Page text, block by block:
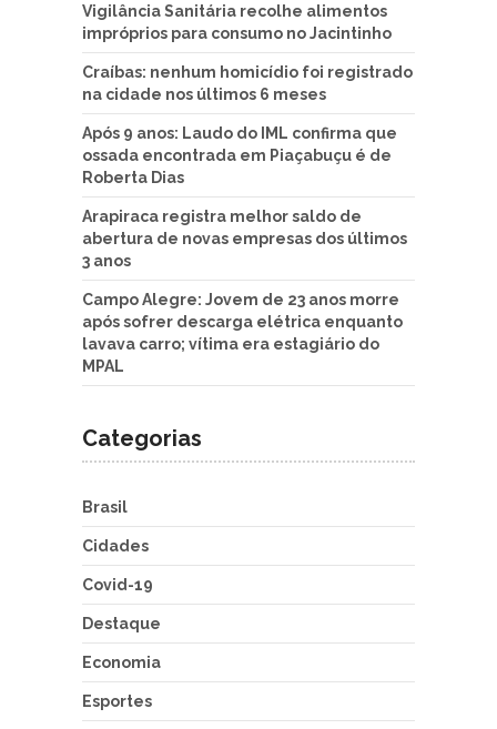
Vigilância Sanitária recolhe alimentos
impróprios para consumo no Jacintinho
Craíbas: nenhum homicídio foi registrado
na cidade nos últimos 6 meses
Após 9 anos: Laudo do IML confirma que
ossada encontrada em Piaçabuçu é de
Roberta Dias
Arapiraca registra melhor saldo de
abertura de novas empresas dos últimos
3 anos
Campo Alegre: Jovem de 23 anos morre
após sofrer descarga elétrica enquanto
lavava carro; vítima era estagiário do
MPAL
Categorias
Brasil
Cidades
Covid-19
Destaque
Economia
Esportes